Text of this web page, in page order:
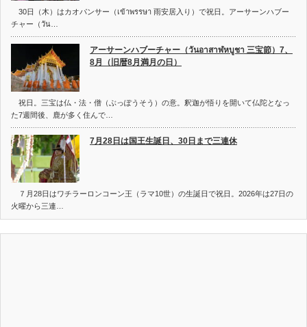
30日（木）はカオパンサー（เข้าพรรษา 雨安居入り）で祝日。アーサーンハブー
チャー（วัน…
アーサーンハブーチャー（วันอาสาฬหบูชา 三宝節）7、
8月（旧暦8月満月の日）
祝日。三宝は仏・法・僧（ぶっぽうそう）の意。釈迦が悟りを開いて仏陀となっ
た7週間後、鹿が多く住んで…
7月28日は国王生誕日、30日まで三連休
７月28日はワチラーロンコーン王（ラマ10世）の生誕日で祝日。2026年は27日の
火曜から三連…